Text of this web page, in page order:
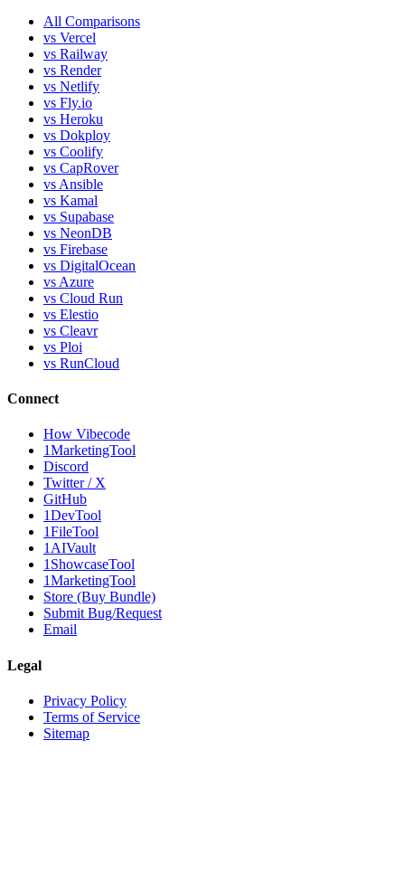
All Comparisons
vs Vercel
vs Railway
vs Render
vs Netlify
vs Fly.io
vs Heroku
vs Dokploy
vs Coolify
vs CapRover
vs Ansible
vs Kamal
vs Supabase
vs NeonDB
vs Firebase
vs DigitalOcean
vs Azure
vs Cloud Run
vs Elestio
vs Cleavr
vs Ploi
vs RunCloud
Connect
How Vibecode
1MarketingTool
Discord
Twitter / X
GitHub
1DevTool
1FileTool
1AIVault
1ShowcaseTool
1MarketingTool
Store (Buy Bundle)
Submit Bug/Request
Email
Legal
Privacy Policy
Terms of Service
Sitemap